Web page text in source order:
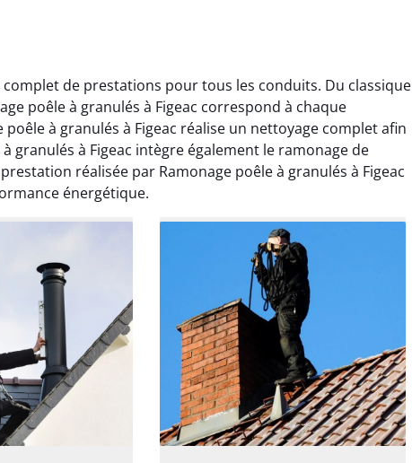
de prestations pour tous les conduits. Du classique
poêle à granulés à Figeac correspond à chaque
à granulés à Figeac réalise un nettoyage complet afin
granulés à Figeac intègre également le ramonage de
réalisée par Ramonage poêle à granulés à Figeac
énergétique.
réalisé dans
propre et
Je
14 juin 2025
Très bon service de ramonage
débistrage. Le conduit était très
encrassé et tout a été nettoyé
parfaitement. Travail soigné.